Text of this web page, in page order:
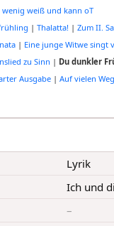
wenig weiß und kann oT
| Thalatta! | Zum II.
| Eine junge Witwe singt
zu Sinn | Du dunkler
Ausgabe| Auf vielen
Lyrik
Ich und
–